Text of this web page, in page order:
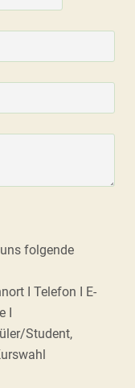
folgende
I Telefon I E-
I
Student,